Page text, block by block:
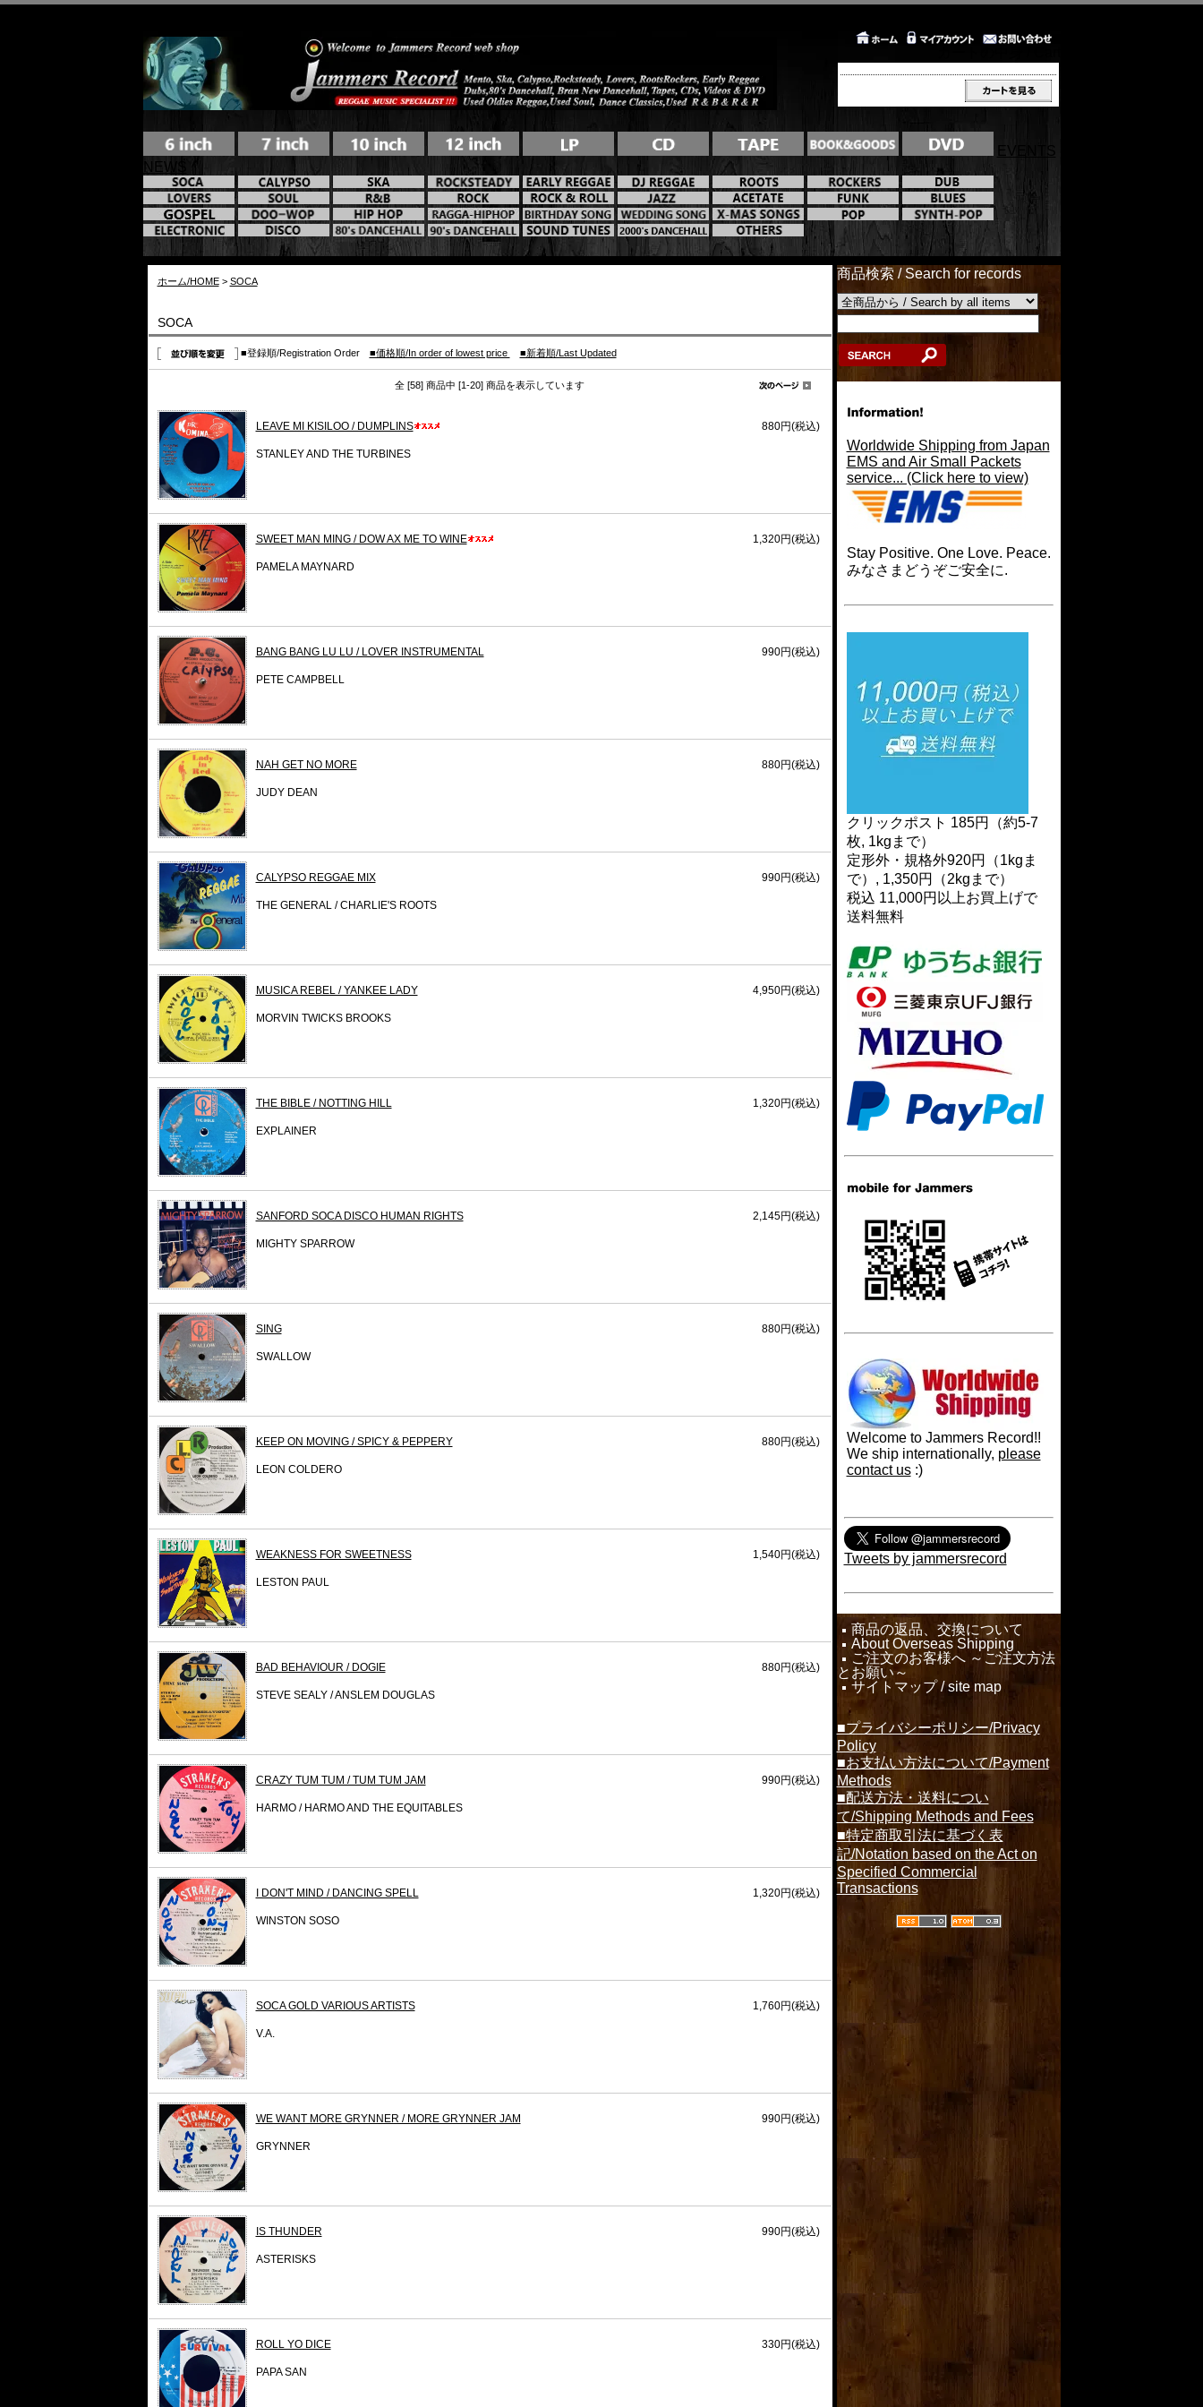
EVENTS
NEWS
ホーム/HOME> SOCA
SOCA
■登録順/Registration Order ■価格順/In order of lowest price ■新着順/Last Updated
全 [58] 商品中 [1-20] 商品を表示しています
LEAVE MI KISILOO / DUMPLINS 880円(税込)
STANLEY AND THE TURBINES
SWEET MAN MING / DOW AX ME TO WINE 1,320円(税込)
PAMELA MAYNARD
BANG BANG LU LU / LOVER INSTRUMENTAL 990円(税込)
PETE CAMPBELL
NAH GET NO MORE 880円(税込)
JUDY DEAN
CALYPSO REGGAE MIX 990円(税込)
THE GENERAL / CHARLIE'S ROOTS
MUSICA REBEL / YANKEE LADY 4,950円(税込)
MORVIN TWICKS BROOKS
THE BIBLE / NOTTING HILL 1,320円(税込)
EXPLAINER
SANFORD SOCA DISCO HUMAN RIGHTS 2,145円(税込)
MIGHTY SPARROW
SING 880円(税込)
SWALLOW
KEEP ON MOVING / SPICY & PEPPERY 880円(税込)
LEON COLDERO
WEAKNESS FOR SWEETNESS 1,540円(税込)
LESTON PAUL
BAD BEHAVIOUR / DOGIE 880円(税込)
STEVE SEALY / ANSLEM DOUGLAS
CRAZY TUM TUM / TUM TUM JAM 990円(税込)
HARMO / HARMO AND THE EQUITABLES
I DON'T MIND / DANCING SPELL 1,320円(税込)
WINSTON SOSO
SOCA GOLD VARIOUS ARTISTS 1,760円(税込)
V.A.
WE WANT MORE GRYNNER / MORE GRYNNER JAM 990円(税込)
GRYNNER
IS THUNDER 990円(税込)
ASTERISKS
ROLL YO DICE 330円(税込)
PAPA SAN
商品検索 / Search for records
Worldwide Shipping from Japan
EMS and Air Small Packets
service... (Click here to view)
Stay Positive. One Love. Peace.
みなさまどうぞご安全に.
クリックポスト 185円（約5-7
枚, 1kgまで）
定形外・規格外920円（1kgま
で）, 1,350円（2kgまで）
税込 11,000円以上お買上げで
送料無料
Welcome to Jammers Record!!
We ship internationally, please
contact us:)
Tweets by jammersrecord
商品の返品、交換について
About Overseas Shipping
ご注文のお客様へ ～ご注文方法
とお願い～
サイトマップ / site map
■プライバシーポリシー/Privacy
Policy
■お支払い方法について/Payment
Methods
■配送方法・送料につい
て/Shipping Methods and Fees
■特定商取引法に基づく表
記/Notation based on the Act on
Specified Commercial
Transactions